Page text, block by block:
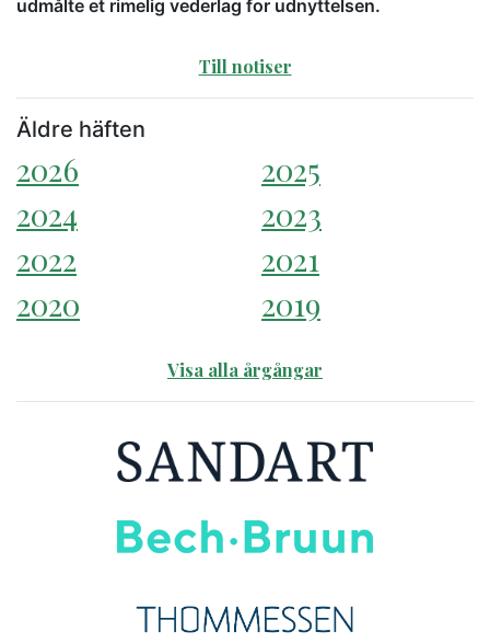
udmålte et rimelig vederlag for udnyttelsen.
Till notiser
Äldre häften
2026
2025
2024
2023
2022
2021
2020
2019
Visa alla årgångar